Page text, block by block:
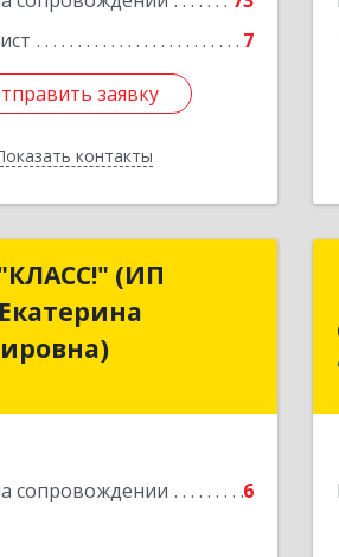
7
заявку
контакты
заявку
Назад
(ИП
сопровождении 6
"КЛАСС!" (ИП
Черная Екатерина
Владимировна)